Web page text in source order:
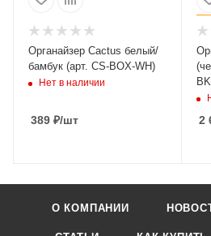
Органайзер Cactus белый/
бамбук (арт. CS-BOX-WH)
Нет в наличии
389 ₽/шт 2
О КОМПАНИИ